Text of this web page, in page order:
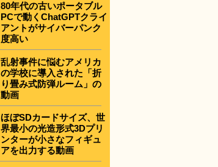
80年代の古いポータブル
PCで動くChatGPTクライ
アントがサイバーパンク
度高い
乱射事件に悩むアメリカ
の学校に導入された「折
り畳み式防弾ルーム」の
動画
ほぼSDカードサイズ、世
界最小の光造形式3Dプリ
ンターが小さなフィギュ
アを出力する動画